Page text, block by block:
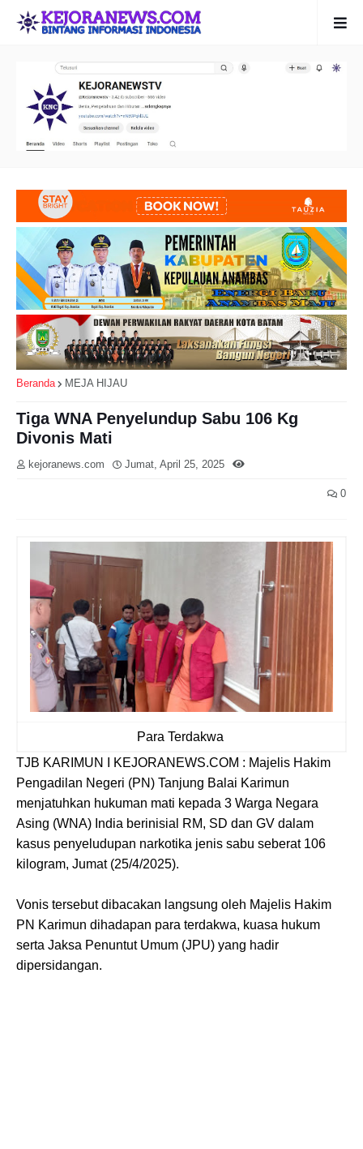
Beranda MEJA HIJAU
Tiga WNA Penyelundup Sabu 106 Kg
Divonis Mati
kejoranews.com Jumat, April 25, 2025
0
Para Terdakwa
TJB KARIMUN I KEJORANEWS.COM : Majelis Hakim
Pengadilan Negeri (PN) Tanjung Balai Karimun
menjatuhkan hukuman mati kepada 3 Warga Negara
Asing (WNA) India berinisial RM, SD dan GV dalam
kasus penyeludupan narkotika jenis sabu seberat 106
kilogram, Jumat (25/4/2025).
Vonis tersebut dibacakan langsung oleh Majelis Hakim
PN Karimun dihadapan para terdakwa, kuasa hukum
serta Jaksa Penuntut Umum (JPU) yang hadir
dipersidangan.